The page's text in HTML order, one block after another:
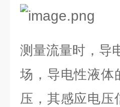
测量流量时，导
场，导电性液体
压，其感应电压